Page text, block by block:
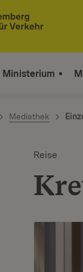
Ministerium
Mediathek
Reise